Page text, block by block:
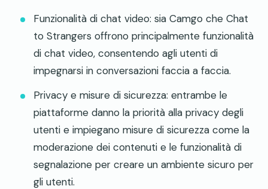
Funzionalità di chat video: sia Camgo che Chat
to Strangers offrono principalmente funzionalità
di chat video, consentendo agli utenti di
impegnarsi in conversazioni faccia a faccia.
Privacy e misure di sicurezza: entrambe le
piattaforme danno la priorità alla privacy degli
utenti e impiegano misure di sicurezza come la
moderazione dei contenuti e le funzionalità di
segnalazione per creare un ambiente sicuro per
gli utenti.